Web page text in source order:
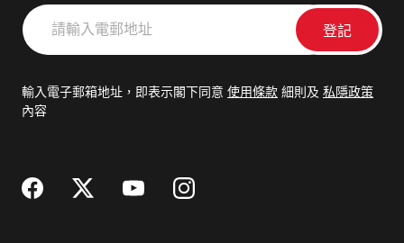
請
輸
郵
輸入電子郵箱地址，即表示閣下同意 使用條款 細則及 私隱政策
內容